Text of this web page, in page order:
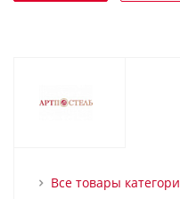
Все товары